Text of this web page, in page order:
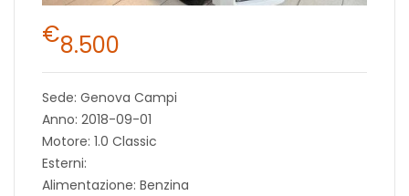
€8.500
Sede: Genova Campi
Anno: 2018-09-01
Motore: 1.0 Classic
Esterni:
Alimentazione: Benzina